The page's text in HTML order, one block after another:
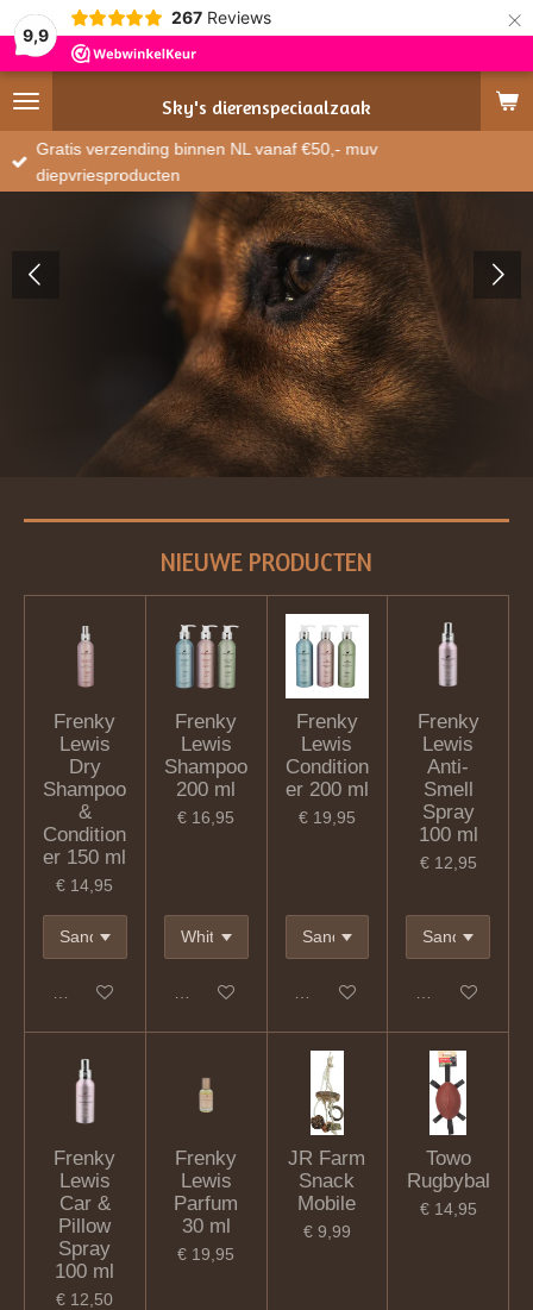
9,9
267 Reviews ×
Sky's dierenspeciaalzaak
Gratis verzending binnen NL vanaf €50,- muv
diepvriesproducten
NIEUWE PRODUCTEN
Frenky
Lewis
Dry
Shampoo
&
Condition
er 150 ml
€ 14,95
In winkelwagen
Frenky
Lewis
Shampoo
200 ml
€ 16,95
In winkelwagen
Frenky
Lewis
Condition
er 200 ml
€ 19,95
In winkelwagen
Frenky
Lewis
Anti-
Smell
Spray
100 ml
€ 12,95
In winkelwagen
Frenky
Lewis
Car &
Pillow
Spray
100 ml
€ 12,50
Frenky
Lewis
Parfum
30 ml
€ 19,95
JR Farm
Snack
Mobile
€ 9,99
Towo
Rugbybal
€ 14,95